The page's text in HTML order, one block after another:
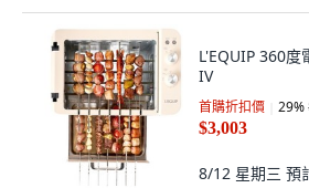
L'EQUIP 360度
IV
首購折扣價 29%
$3,003
8/12 星期三 預